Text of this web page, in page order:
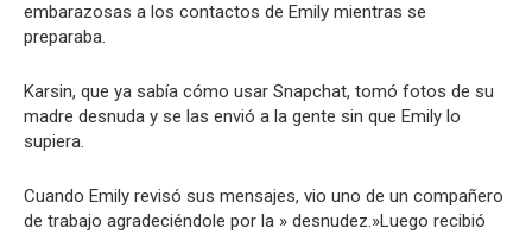
embarazosas a los contactos de Emily mientras se
preparaba.
Karsin, que ya sabía cómo usar Snapchat, tomó fotos de su
madre desnuda y se las envió a la gente sin que Emily lo
supiera.
Cuando Emily revisó sus mensajes, vio uno de un compañero
de trabajo agradeciéndole por la » desnudez.»Luego recibió